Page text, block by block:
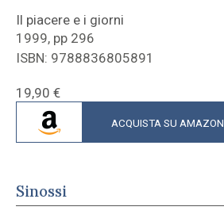
Il piacere e i giorni
1999, pp 296
ISBN: 9788836805891
19,90 €
ACQUISTA SU AMAZON
Sinossi